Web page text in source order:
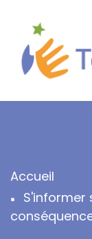
contenu
principal
Fil
Accueil
S'informer